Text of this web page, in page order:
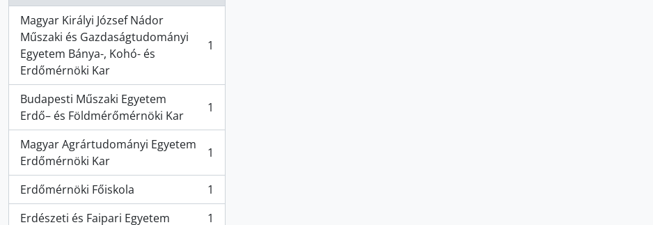
Magyar Királyi József Nádor
Műszaki és Gazdaságtudományi
Egyetem Bánya-, Kohó- és
Erdőmérnöki Kar
, 1 resultados 1
Budapesti Műszaki Egyetem
Erdő– és Földmérőmérnöki Kar
, 1 resultados 1
Magyar Agrártudományi Egyetem
Erdőmérnöki Kar
, 1 resultados 1
Erdőmérnöki Főiskola
, 1 resultados
1
Erdészeti és Faipari Egyetem
1